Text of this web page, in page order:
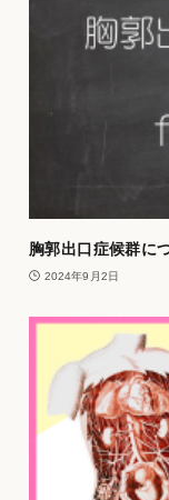
胸郭出口症候群に
2024年9月2日